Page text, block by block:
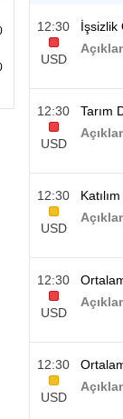
12:30
USD
İşsizlik
12:30
USD
Tarım
12:30
USD
12:30
USD
12:30
USD